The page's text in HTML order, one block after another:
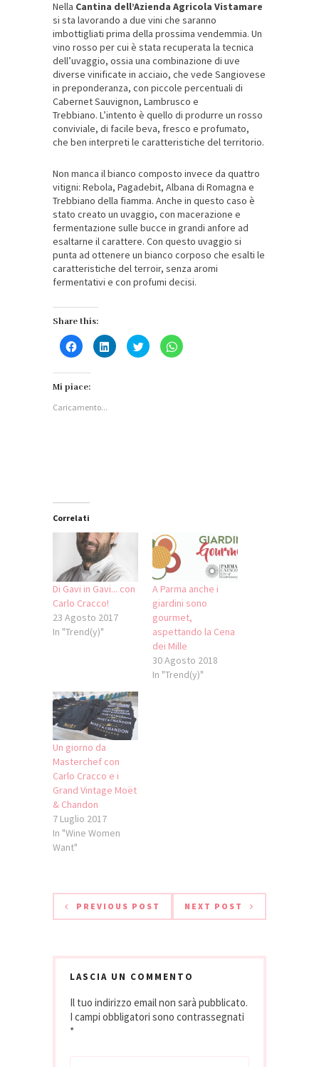
Nella Cantina dell’Azienda Agricola Vistamare
si sta lavorando a due vini che saranno
imbottigliati prima della prossima vendemmia. Un
vino rosso per cui è stata recuperata la tecnica
dell’uvaggio, ossia una combinazione di uve
diverse vinificate in acciaio, che vede Sangiovese
in preponderanza, con piccole percentuali di
Cabernet Sauvignon, Lambrusco e
Trebbiano. L’intento è quello di produrre un rosso
conviviale, di facile beva, fresco e profumato,
che ben interpreti le caratteristiche del territorio.
Non manca il bianco composto invece da quattro
vitigni: Rebola, Pagadebit, Albana di Romagna e
Trebbiano della fiamma. Anche in questo caso è
stato creato un uvaggio, con macerazione e
fermentazione sulle bucce in grandi anfore ad
esaltarne il carattere. Con questo uvaggio si
punta ad ottenere un bianco corposo che esalti le
caratteristiche del terroir, senza aromi
fermentativi e con profumi decisi.
Share this:
Fai
clic
Facebook
apre
in
Fai
clic
Fai
clic
Fai
clic
Mi piace:
Caricamento...
Correlati
Di Gavi in Gavi... con
Carlo Cracco!
23 Agosto 2017
In "Trend(y)"
A Parma anche i
giardini sono
gourmet,
aspettando la Cena
dei Mille
30 Agosto 2018
In "Trend(y)"
Un giorno da
Masterchef con
Carlo Cracco e i
Grand Vintage Moët
& Chandon
7 Luglio 2017
In "Wine Women
Want"
PREVIOUS POST NEXT POST
LASCIA UN COMMENTO
Il tuo indirizzo email non sarà pubblicato.
I campi obbligatori sono contrassegnati
*